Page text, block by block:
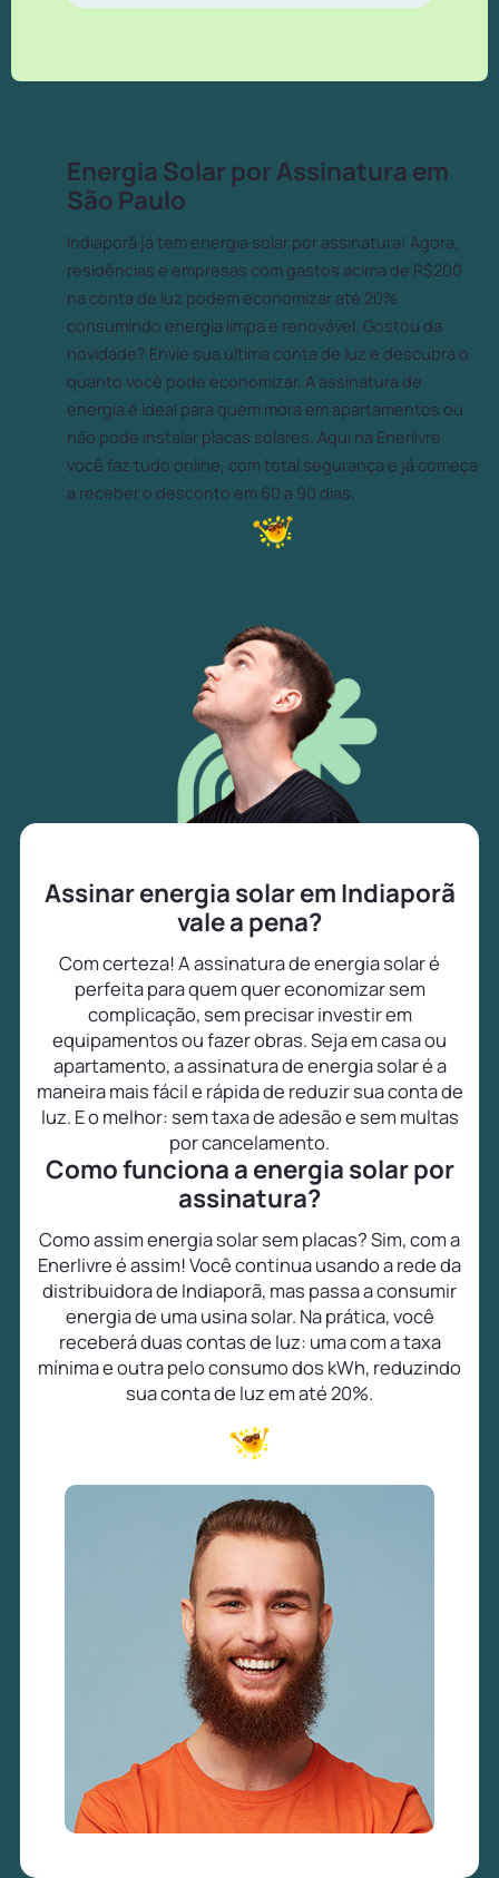
Energia Solar por Assinatura em
São Paulo
Indiaporã já tem energia solar por assinatura! Agora,
residências e empresas com gastos acima de R$200
na conta de luz podem economizar até 20%
consumindo energia limpa e renovável. Gostou da
novidade? Envie sua última conta de luz e descubra o
quanto você pode economizar. A assinatura de
energia é ideal para quem mora em apartamentos ou
não pode instalar placas solares. Aqui na Enerlivre
você faz tudo online, com total segurança e já começa
a receber o desconto em 60 a 90 dias.
Assinar energia solar em Indiaporã
vale a pena?
Com certeza! A assinatura de energia solar é
perfeita para quem quer economizar sem
complicação, sem precisar investir em
equipamentos ou fazer obras. Seja em casa ou
apartamento, a assinatura de energia solar é a
maneira mais fácil e rápida de reduzir sua conta de
luz. E o melhor: sem taxa de adesão e sem multas
por cancelamento.
Como funciona a energia solar por
assinatura?
Como assim energia solar sem placas? Sim, com a
Enerlivre é assim! Você continua usando a rede da
distribuidora de Indiaporã, mas passa a consumir
energia de uma usina solar. Na prática, você
receberá duas contas de luz: uma com a taxa
mínima e outra pelo consumo dos kWh, reduzindo
sua conta de luz em até 20%.